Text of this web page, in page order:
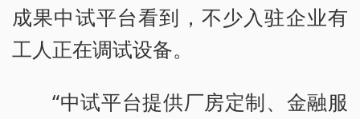
成果中试平台看到，不少入驻企业有
工人正在调试设备。
“中试平台提供厂房定制、金融服